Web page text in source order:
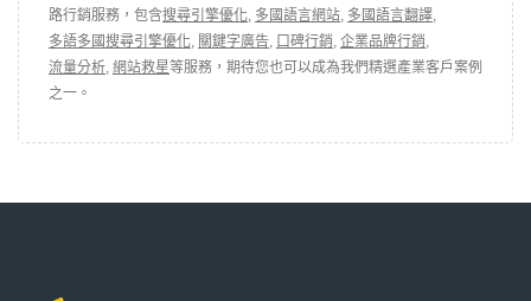
路行銷服務，包含搜尋引擎優化, 多國語言網站, 多國語言翻譯,
多語多國搜尋引擎優化, 關鍵字廣告, 口碑行銷, 企業品牌行銷,
流量分析, 網站救星等服務，期待您也可以成為我們精選產業客戶案例
之一。